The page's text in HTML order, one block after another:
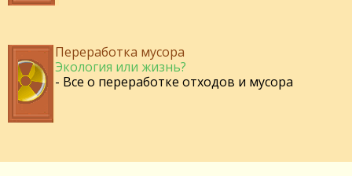
Переработка мусора
Экология или жизнь?
- Все о переработке отходов и мусора